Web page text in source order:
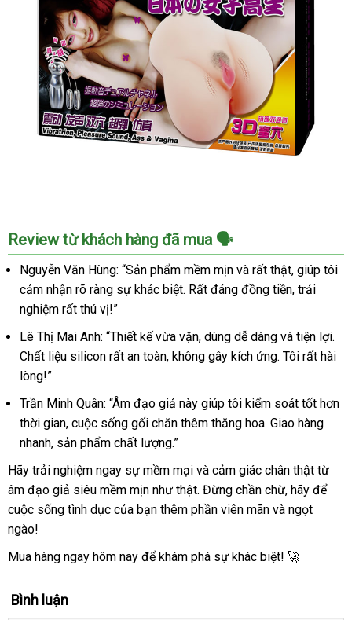
Đạo
Giả
Siêu
Mịn
Chân
Thật
Kích
Thích
Mua
Ngay
Review từ khách hàng đã mua 🗣️
Nguyễn Văn Hùng: “Sản phẩm mềm mịn và rất thật, giúp tôi
cảm nhận rõ ràng sự khác biệt. Rất đáng đồng tiền, trải
nghiệm rất thú vị!”
Lê Thị Mai Anh: “Thiết kế vừa vặn, dùng dễ dàng và tiện lợi.
Chất liệu silicon rất an toàn, không gây kích ứng. Tôi rất hài
lòng!”
Trần Minh Quân: “Âm đạo giả này giúp tôi kiểm soát tốt hơn
thời gian, cuộc sống gối chăn thêm thăng hoa. Giao hàng
nhanh, sản phẩm chất lượng.”
Hãy trải nghiệm ngay sự mềm mại và cảm giác chân thật từ
âm đạo giả siêu mềm mịn như thật. Đừng chần chừ, hãy để
cuộc sống tình dục của bạn thêm phần viên mãn và ngọt
ngào!
Mua hàng ngay hôm nay để khám phá sự khác biệt! 🚀
Bình luận